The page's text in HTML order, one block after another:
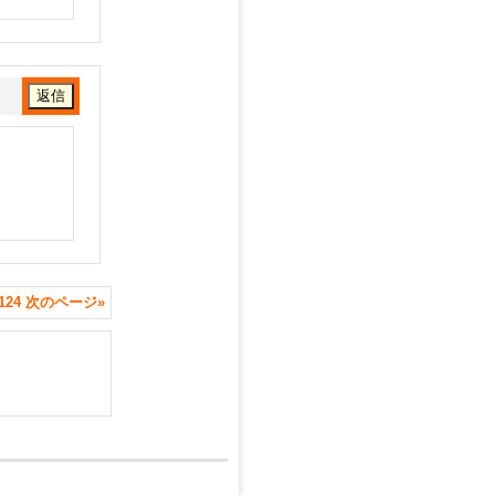
次のページ»